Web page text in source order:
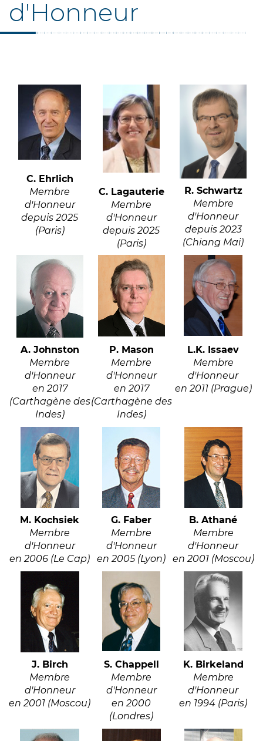
d'Honneur
C. Ehrlich
Membre
d'Honneur
depuis 2025
(Paris)
C. Lagauterie
Membre
d'Honneur
depuis 2025
(Paris)
R. Schwartz
Membre
d'Honneur
depuis 2023
(Chiang Mai)
A. Johnston
Membre
d'Honneur
en 2017
(Carthagène des
Indes)
P. Mason
Membre
d'Honneur
en 2017
(Carthagène des
Indes)
L.K. Issaev
Membre
d'Honneur
en 2011 (Prague)
M. Kochsiek
Membre
d'Honneur
en 2006 (Le Cap)
G. Faber
Membre
d'Honneur
en 2005 (Lyon)
B. Athané
Membre
d'Honneur
en 2001 (Moscou)
J. Birch
Membre
d'Honneur
en 2001 (Moscou)
S. Chappell
Membre
d'Honneur
en 2000
(Londres)
K. Birkeland
Membre
d'Honneur
en 1994 (Paris)